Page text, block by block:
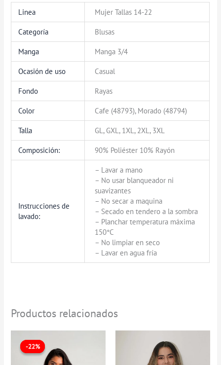
Linea Mujer Tallas 14-22
Categoría Blusas
Manga Manga 3/4
Ocasión de uso Casual
Fondo Rayas
Color Cafe (48793), Morado (48794)
Talla GL, GXL, 1XL, 2XL, 3XL
Composición: 90% Poliéster 10% Rayón
Instrucciones de
lavado:
– Lavar a mano
– No usar blanqueador ni
suavizantes
– No secar a maquina
– Secado en tendero a la sombra
– Planchar temperatura máxima
150°C
– No limpiar en seco
– Lavar en agua fría
Productos relacionados
-22%
-22% precio
original
era:
actual
es: